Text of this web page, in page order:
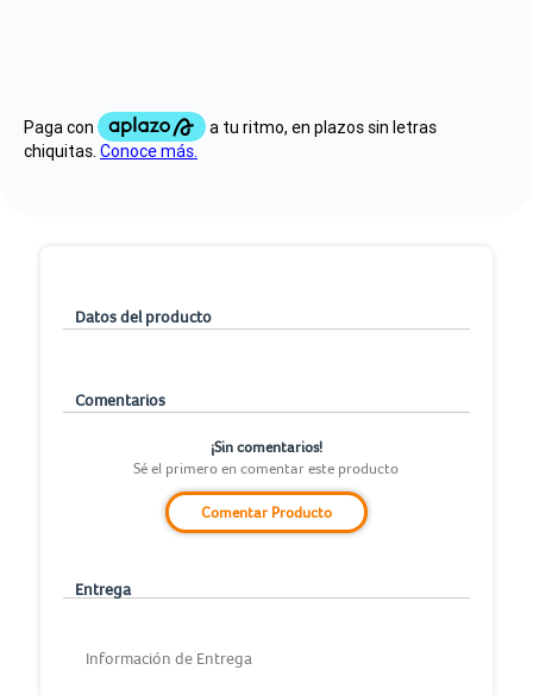
Datos del producto
Comentarios
¡Sin comentarios!
Sé el primero en comentar este producto
Comentar Producto
Entrega
Información de Entrega